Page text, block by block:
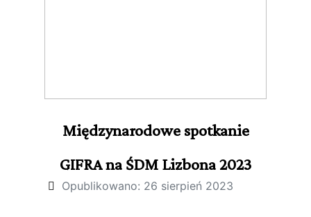
Międzynarodowe spotkanie
GIFRA na ŚDM Lizbona 2023
Opublikowano: 26 sierpień 2023